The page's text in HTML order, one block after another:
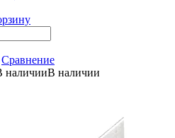
Сравнение
В наличии